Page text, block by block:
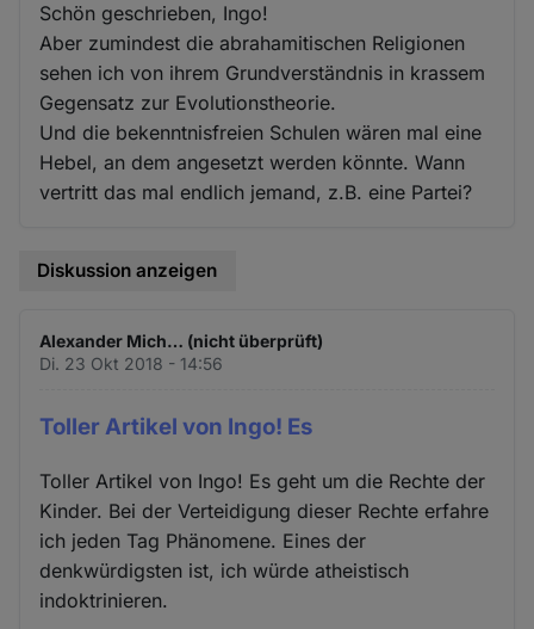
Schön geschrieben, Ingo!
Aber zumindest die abrahamitischen Religionen
sehen ich von ihrem Grundverständnis in krassem
Gegensatz zur Evolutionstheorie.
Und die bekenntnisfreien Schulen wären mal eine
Hebel, an dem angesetzt werden könnte. Wann
vertritt das mal endlich jemand, z.B. eine Partei?
Diskussion anzeigen
Alexander Mich… (nicht überprüft)
Di. 23 Okt 2018 - 14:56
Toller Artikel von Ingo! Es
Toller Artikel von Ingo! Es geht um die Rechte der
Kinder. Bei der Verteidigung dieser Rechte erfahre
ich jeden Tag Phänomene. Eines der
denkwürdigsten ist, ich würde atheistisch
indoktrinieren.